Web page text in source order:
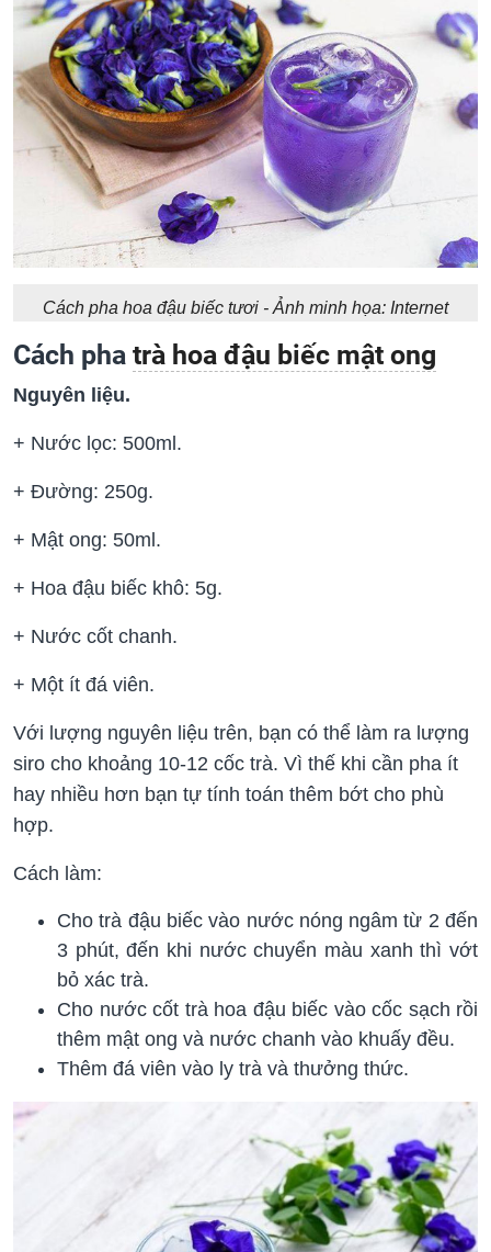
Cách pha hoa đậu biếc tươi - Ảnh minh họa: Internet
Cách pha trà hoa đậu biếc mật ong
Nguyên liệu.
+ Nước lọc: 500ml.
+ Đường: 250g.
+ Mật ong: 50ml.
+ Hoa đậu biếc khô: 5g.
+ Nước cốt chanh.
+ Một ít đá viên.
Với lượng nguyên liệu trên, bạn có thể làm ra lượng
siro cho khoảng 10-12 cốc trà. Vì thế khi cần pha ít
hay nhiều hơn bạn tự tính toán thêm bớt cho phù
hợp.
Cách làm:
Cho trà đậu biếc vào nước nóng ngâm từ 2 đến
3 phút, đến khi nước chuyển màu xanh thì vớt
bỏ xác trà.
Cho nước cốt trà hoa đậu biếc vào cốc sạch rồi
thêm mật ong và nước chanh vào khuấy đều.
Thêm đá viên vào ly trà và thưởng thức.